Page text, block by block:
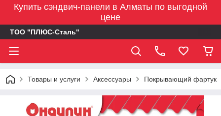
Купить сэндвич-панели в Алматы по выгодной
цене
ТОО "ПЛЮС-Сталь"
Товары и услуги Аксессуары Покрывающий фартук